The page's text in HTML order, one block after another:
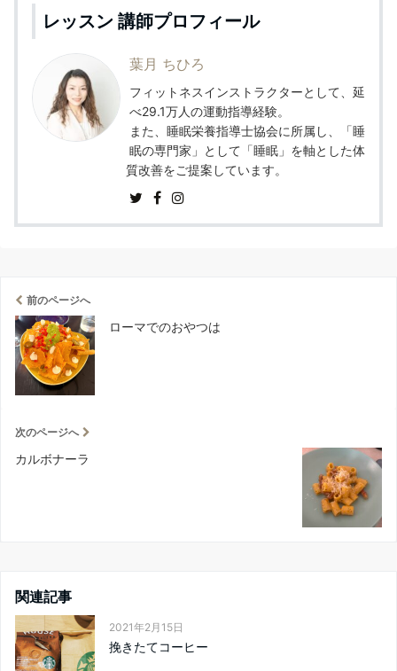
レッスン 講師プロフィール
葉月 ちひろ
フィットネスインストラクターとして、延
べ29.1万人の運動指導経験。
また、睡眠栄養指導士協会に所属し、「睡
眠の専門家」として「睡眠」を軸とした体
質改善をご提案しています。
前のページへ
ローマでのおやつは
次のページへ
カルボナーラ
関連記事
2021年2月15日
挽きたてコーヒー